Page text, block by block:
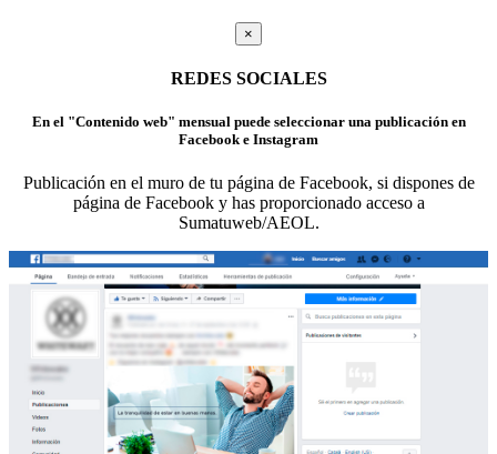
×
REDES SOCIALES
En el "Contenido web" mensual puede seleccionar una publicación en
Facebook e Instagram
Publicación en el muro de tu página de Facebook, si dispones de
página de Facebook y has proporcionado acceso a
Sumatuweb/AEOL.